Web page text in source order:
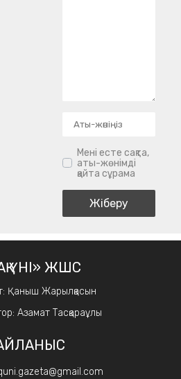
Мені есте сақта,
аты-жөнімді
қайта сұрама
ҮНІ» ЖШС
Қаныш Жарылқасын
Азамат Тасқараұлы